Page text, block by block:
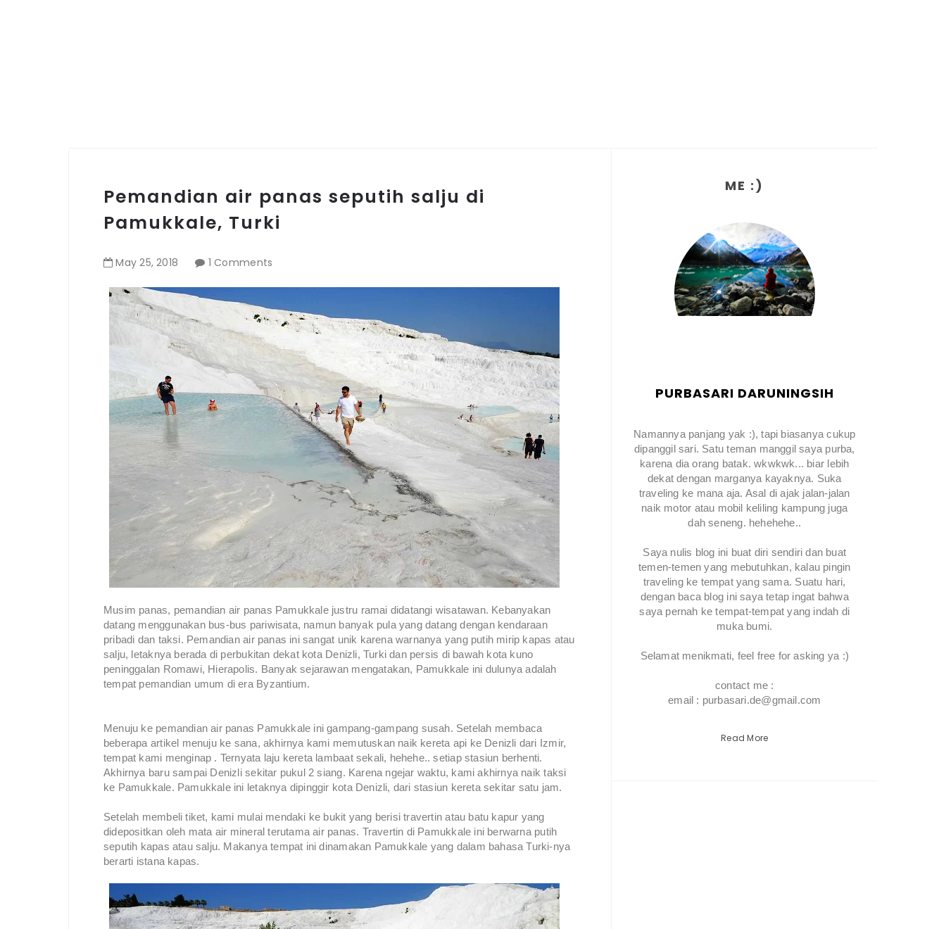
Pemandian air panas seputih salju di
Pamukkale, Turki
May 25,2018 1 Comments
Musim panas, pemandian air panas Pamukkale justru ramai didatangi wisatawan. Kebanyakan
datang menggunakan bus-bus pariwisata, namun banyak pula yang datang dengan kendaraan
pribadi dan taksi. Pemandian air panas ini sangat unik karena warnanya yang putih mirip kapas atau
salju, letaknya berada di perbukitan dekat kota Denizli, Turki dan persis di bawah kota kuno
peninggalan Romawi, Hierapolis. Banyak sejarawan mengatakan, Pamukkale ini dulunya adalah
tempat pemandian umum di era Byzantium.
Menuju ke pemandian air panas Pamukkale ini gampang-gampang susah. Setelah membaca
beberapa artikel menuju ke sana, akhirnya kami memutuskan naik kereta api ke Denizli dari Izmir,
tempat kami menginap . Ternyata laju kereta lambaat sekali, hehehe.. setiap stasiun berhenti.
Akhirnya baru sampai Denizli sekitar pukul 2 siang. Karena ngejar waktu, kami akhirnya naik taksi
ke Pamukkale. Pamukkale ini letaknya dipinggir kota Denizli, dari stasiun kereta sekitar satu jam.
Setelah membeli tiket, kami mulai mendaki ke bukit yang berisi travertin atau batu kapur yang
didepositkan oleh mata air mineral terutama air panas. Travertin di Pamukkale ini berwarna putih
seputih kapas atau salju. Makanya tempat ini dinamakan Pamukkale yang dalam bahasa Turki-nya
berarti istana kapas.
ME :)
PURBASARI DARUNINGSIH
Namannya panjang yak :), tapi biasanya cukup
dipanggil sari. Satu teman manggil saya purba,
karena dia orang batak. wkwkwk... biar lebih
dekat dengan marganya kayaknya. Suka
traveling ke mana aja. Asal di ajak jalan-jalan
naik motor atau mobil keliling kampung juga
dah seneng. hehehehe..
Saya nulis blog ini buat diri sendiri dan buat
temen-temen yang mebutuhkan, kalau pingin
traveling ke tempat yang sama. Suatu hari,
dengan baca blog ini saya tetap ingat bahwa
saya pernah ke tempat-tempat yang indah di
muka bumi.
Selamat menikmati, feel free for asking ya :)
contact me :
email : purbasari.de@gmail.com
Read More